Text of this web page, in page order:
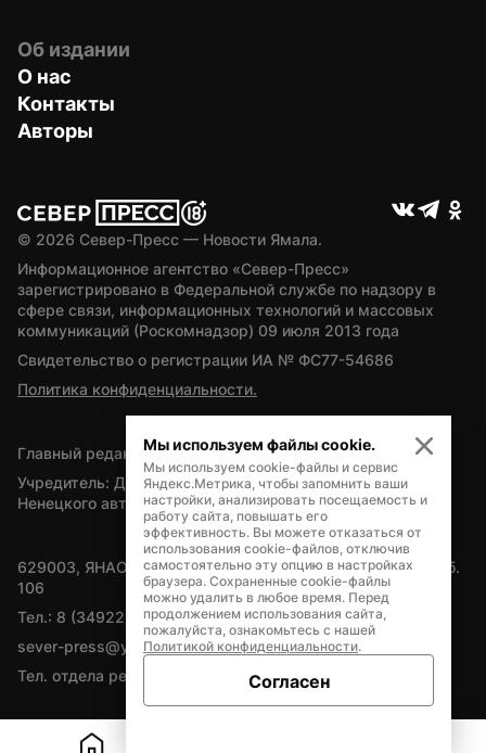
Об издании
О нас
Контакты
Авторы
© 2026 Север-Пресс — Новости Ямала.
Информационное агентство «Север-Пресс»
зарегистрировано в Федеральной службе по надзору в
сфере связи, информационных технологий и массовых
коммуникаций (Роскомнадзор) 09 июля 2013 года
Свидетельство о регистрации ИА № ФС77-54686
Политика конфиденциальности.
Главный редактор — А.Л. Поздеев
Учредитель: Департамент внутренней политики Ямало-
Ненецкого автономного округа
629003, ЯНАО, Салехард, мкр. Богдана Кнунянца, д.1, каб.
106
Тел.: 8 (34922) 71262
sever-press@yamal-media.ru
Тел. отдела рекламы: 8 (34922) 42728
Мы используем файлы cookie.
Мы используем cookie-файлы и сервис
Яндекс.Метрика, чтобы запомнить ваши
настройки, анализировать посещаемость и
работу сайта, повышать его
эффективность. Вы можете отказаться от
использования cookie-файлов, отключив
самостоятельно эту опцию в настройках
браузера. Сохраненные cookie-файлы
можно удалить в любое время. Перед
продолжением использования сайта,
пожалуйста, ознакомьтесь с нашей
Политикой конфиденциальности.
Согласен